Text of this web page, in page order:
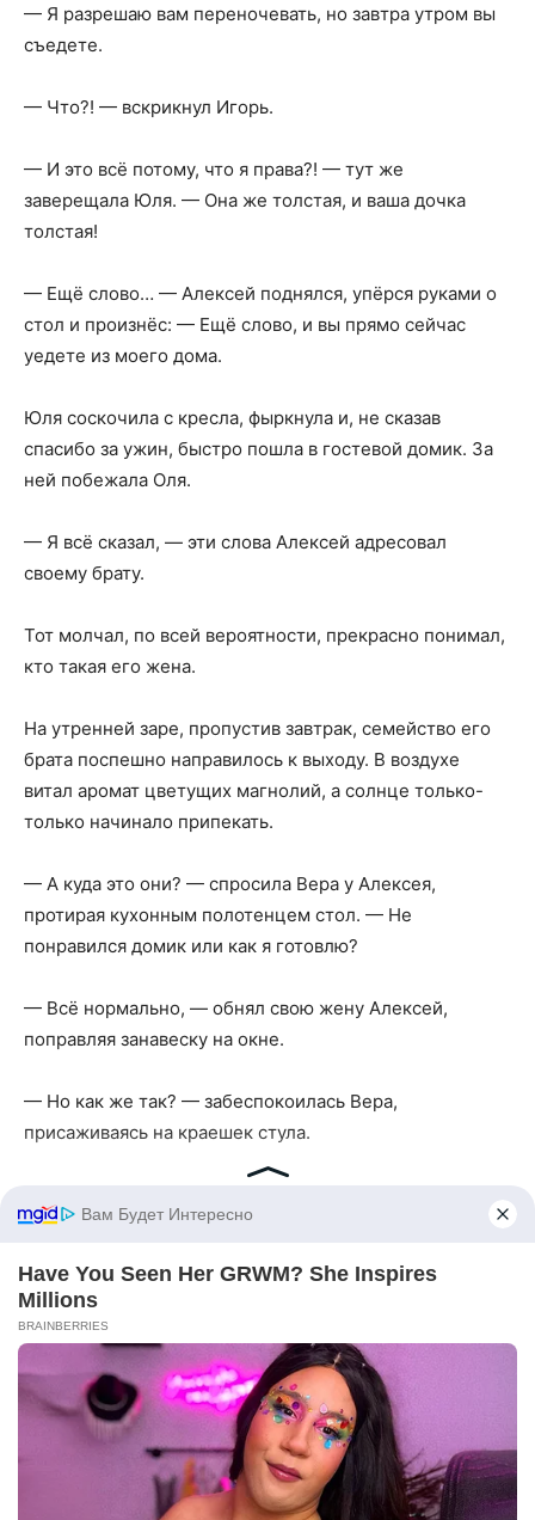
— Я разрешаю вам переночевать, но завтра утром вы
съедете.
— Что?! — вскрикнул Игорь.
— И это всё потому, что я права?! — тут же
заверещала Юля. — Она же толстая, и ваша дочка
толстая!
— Ещё слово… — Алексей поднялся, упёрся руками о
стол и произнёс: — Ещё слово, и вы прямо сейчас
уедете из моего дома.
Юля соскочила с кресла, фыркнула и, не сказав
спасибо за ужин, быстро пошла в гостевой домик. За
ней побежала Оля.
— Я всё сказал, — эти слова Алексей адресовал
своему брату.
Тот молчал, по всей вероятности, прекрасно понимал,
кто такая его жена.
На утренней заре, пропустив завтрак, семейство его
брата поспешно направилось к выходу. В воздухе
витал аромат цветущих магнолий, а солнце только-
только начинало припекать.
— А куда это они? — спросила Вера у Алексея,
протирая кухонным полотенцем стол. — Не
понравился домик или как я готовлю?
— Всё нормально, — обнял свою жену Алексей,
поправляя занавеску на окне.
— Но как же так? — забеспокоилась Вера,
присаживаясь на краешек стула.
предлагаю? А не пойти ли нам сегодня на море и
Услышав это предложение, жизнерадостная Наташа
тут же убежала в спальню, и через пару минут
вернулась в купальнике и с большим надувным
кругом. Её звонкие шаги эхом отдавались по всему
— Я уже готова! — заявила она и пошла к выходу,